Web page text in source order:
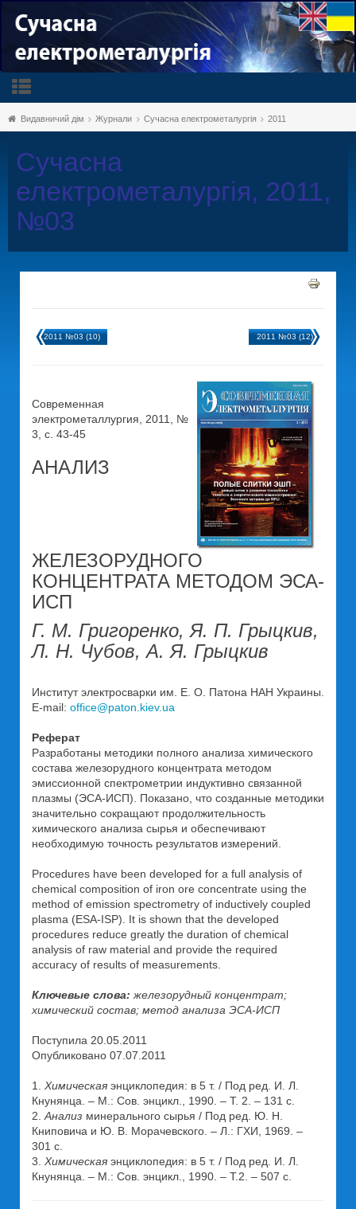
Видавничий дім Журнали Сучасна електрометалургія 2011
Сучасна
електрометалургія, 2011,
№03
2011 №03 (10) 2011 №03 (12)
Современная
электрометаллургия, 2011, №
3, c. 43-45
АНАЛИЗ
ЖЕЛЕЗОРУДНОГО
КОНЦЕНТРАТА МЕТОДОМ ЭСА-
ИСП
Г. М. Григоренко, Я. П. Грыцкив,
Л. Н. Чубов, А. Я. Грыцкив
Институт электросварки им. Е. О. Патона НАН Украины.
E-mail: office@paton.kiev.ua
Реферат
Разработаны методики полного анализа химического
состава железорудного концентрата методом
эмиссионной спектрометрии индуктивно связанной
плазмы (ЭСА-ИСП). Показано, что созданные методики
значительно сокращают продолжительность
химического анализа сырья и обеспечивают
необходимую точность результатов измерений.
Procedures have been developed for a full analysis of
chemical composition of iron ore concentrate using the
method of emission spectrometry of inductively coupled
plasma (ESA-ISP). It is shown that the developed
procedures reduce greatly the duration of chemical
analysis of raw material and provide the required
accuracy of results of measurements.
Ключевые слова: железорудный концентрат;
химический состав; метод анализа ЭСА-ИСП
Поступила 20.05.2011
Опубликовано 07.07.2011
1. Химическая энциклопедия: в 5 т. / Под ред. И. Л.
Кнунянца. – М.: Сов. энцикл., 1990. – Т. 2. – 131 с.
2. Анализ минерального сырья / Под ред. Ю. Н.
Книповича и Ю. В. Морачевского. – Л.: ГХИ, 1969. –
301 с.
3. Химическая энциклопедия: в 5 т. / Под ред. И. Л.
Кнунянца. – М.: Сов. энцикл., 1990. – Т.2. – 507 с.